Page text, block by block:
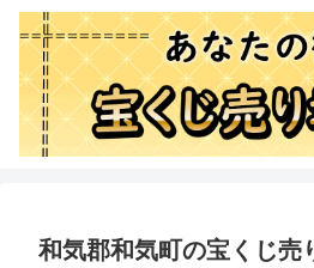
和気郡和気町の宝くじ売